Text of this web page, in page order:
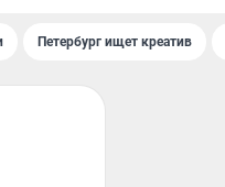
Петербург ищет креатив